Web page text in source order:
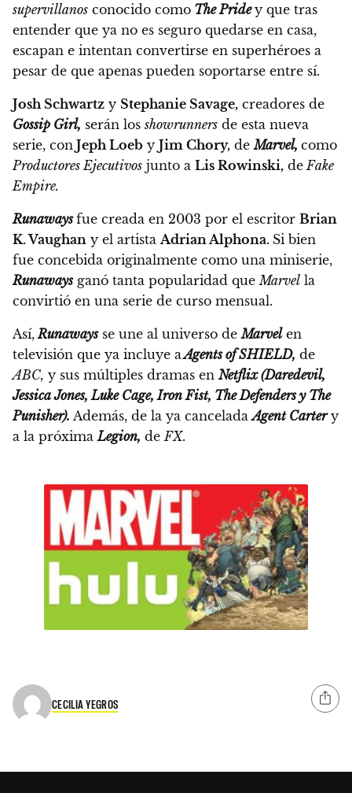
supervillanos conocido como The Pride y que tras
entender que ya no es seguro quedarse en casa,
escapan e intentan convertirse en superhéroes a
pesar de que apenas pueden soportarse entre sí.
Josh Schwartz y Stephanie Savage, creadores de
Gossip Girl, serán losshowrunners de esta nueva
serie, con Jeph Loeb y Jim Chory, deMarvel, como
Productores Ejecutivos junto a Lis Rowinski, deFake
Empire.
Runaways fue creada en 2003 por el escritor Brian
K. Vaughan y el artistaAdrian Alphona. Si bien
fue concebida originalmente como una miniserie,
Runawaysganó tanta popularidad queMarvel la
convirtió en una serie de curso mensual.
Así,Runawaysse une al universo deMarvelen
televisión que ya incluye aAgents of SHIELD, de
ABC, y sus múltiples dramas enNetflix (Daredevil,
Jessica Jones, Luke Cage, Iron Fist, The Defenders y The
Punisher). Además, de la ya canceladaAgent Cartery
a la próximaLegion, deFX.
CECILIA YEGROS